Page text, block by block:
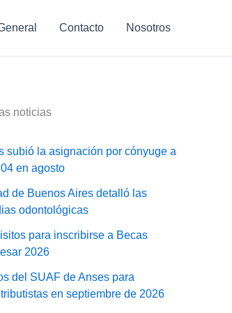
Contacto Nosotros
noticias
subió la asignación por cónyuge a
en agosto
de Buenos Aires detalló las
odontológicas
para inscribirse a Becas
2026
del SUAF de Anses para
en septiembre de 2026